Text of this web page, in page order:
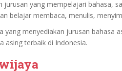
jurusan yang mempelajari bahasa,
belajar membaca, menulis,
yang menyediakan jurusan bahasa
asing terbaik di Indonesia.